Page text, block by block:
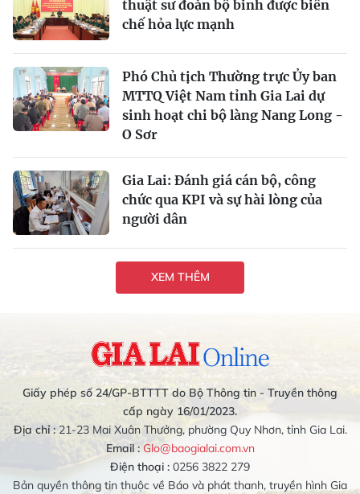
thuật sư đoàn bộ binh được biên
chế hỏa lực mạnh
Phó Chủ tịch Thường trực Ủy ban
MTTQ Việt Nam tỉnh Gia Lai dự
sinh hoạt chi bộ làng Nang Long -
O Sơr
Gia Lai: Đánh giá cán bộ, công
chức qua KPI và sự hài lòng của
người dân
XEM THÊM
Giấy phép số 24/GP-BTTTT do Bộ Thông tin - Truyền thông
cấp ngày 16/01/2023.
Địa chỉ :21-23 Mai Xuân Thưởng, phường Quy Nhơn, tỉnh Gia Lai.
Email : Glo@baogialai.com.vn
Điện thoại : 0256 3822 279
Bản quyền thông tin thuộc về Báo và phát thanh, truyền hình Gia